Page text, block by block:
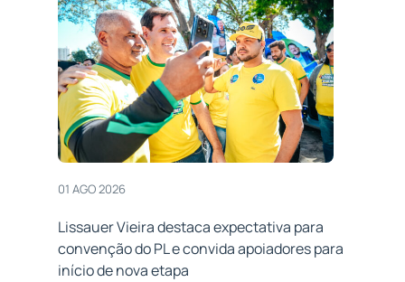
01 AGO 2026
Lissauer Vieira destaca expectativa para
convenção do PL e convida apoiadores para
início de nova etapa